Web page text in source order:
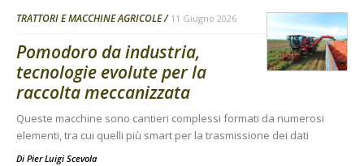
TRATTORI E MACCHINE AGRICOLE 11 Giugno 2026
Pomodoro da industria,
tecnologie evolute per la
raccolta meccanizzata
Queste macchine sono cantieri complessi formati da numerosi
elementi, tra cui quelli più smart per la trasmissione dei dati
Di Pier Luigi Scevola